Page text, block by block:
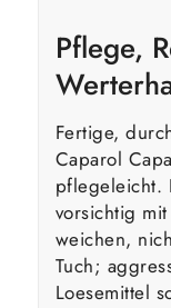
Pflege,
Fertige,
Caparol
pflegeleicht.
vorsichtig
weichen,
Tuch;
Loesemittel